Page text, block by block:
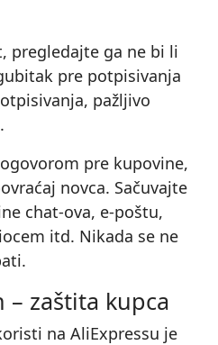
pregledajte ga ne bi li
pre potpisivanja
pažljivo
pre kupovine,
novca. Sačuvajte
chat‑ova, e‑poštu,
itd. Nikada se ne
– zaštita kupca
na AliExpressu je